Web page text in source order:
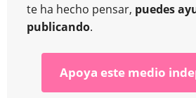
te ha hecho pensar, puedes
publicando.
Apoya este medio